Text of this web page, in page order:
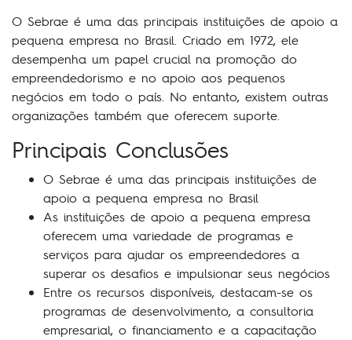
O Sebrae é uma das principais instituições de apoio a
pequena empresa no Brasil. Criado em 1972, ele
desempenha um papel crucial na promoção do
empreendedorismo e no apoio aos pequenos
negócios em todo o país. No entanto, existem outras
organizações também que oferecem suporte.
Principais Conclusões
O Sebrae é uma das principais instituições de
apoio a pequena empresa no Brasil
As instituições de apoio a pequena empresa
oferecem uma variedade de programas e
serviços para ajudar os empreendedores a
superar os desafios e impulsionar seus negócios
Entre os recursos disponíveis, destacam-se os
programas de desenvolvimento, a consultoria
empresarial, o financiamento e a capacitação